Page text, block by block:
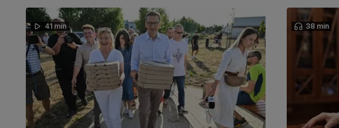
41 min 38 min